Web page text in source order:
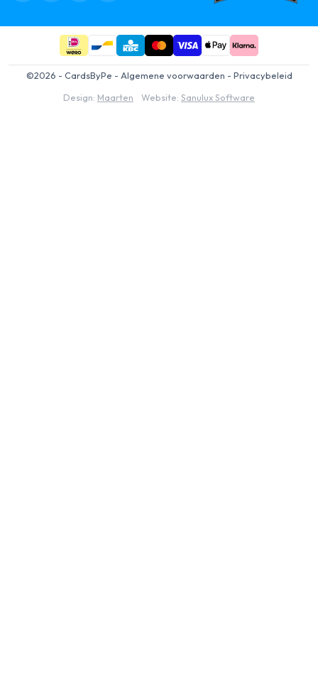
©2026 - CardsByPe - Algemene voorwaarden - Privacybeleid
Design: Maarten Website: Sanulux Software